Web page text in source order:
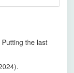
the last